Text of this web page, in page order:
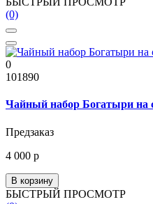
(0)
0
101890
Чайный набор Богатыри на
Предзаказ
4 000 р
В корзину
БЫСТРЫЙ ПРОСМОТР